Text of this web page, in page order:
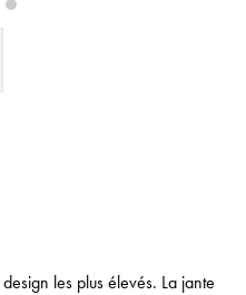
les plus élevés. La jante